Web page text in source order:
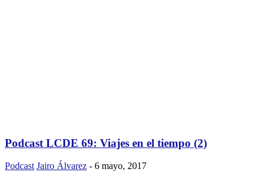
Podcast LCDE 69: Viajes en el tiempo (2)
Podcast Jairo Álvarez - 6 mayo, 2017